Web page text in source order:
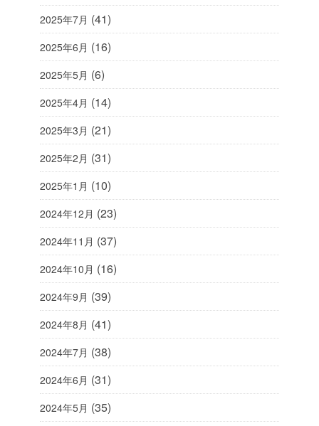
2025年7月 (41)
2025年6月 (16)
2025年5月 (6)
2025年4月 (14)
2025年3月 (21)
2025年2月 (31)
2025年1月 (10)
2024年12月 (23)
2024年11月 (37)
2024年10月 (16)
2024年9月 (39)
2024年8月 (41)
2024年7月 (38)
2024年6月 (31)
2024年5月 (35)